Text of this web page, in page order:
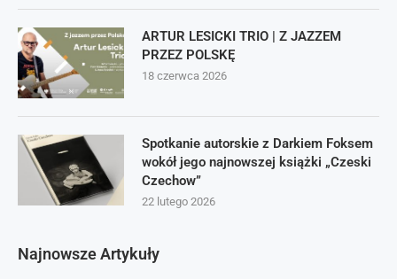
ARTUR LESICKI TRIO | Z JAZZEM
PRZEZ POLSKĘ
18 czerwca 2026
Spotkanie autorskie z Darkiem Foksem
wokół jego najnowszej książki „Czeski
Czechow”
22 lutego 2026
Najnowsze Artykuły